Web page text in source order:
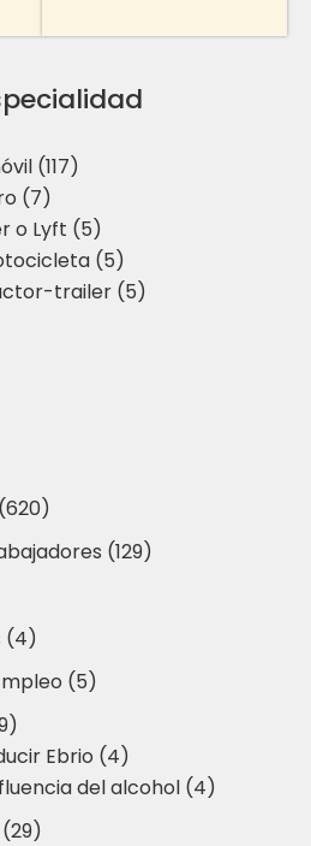
(117)
(7)
o Lyft (5)
(5)
trailer (5)
(129)
(4)
(5)
Ebrio (4)
del alcohol (4)